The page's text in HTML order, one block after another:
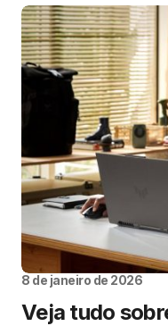
8 de janeiro de 2026
Veja tudo